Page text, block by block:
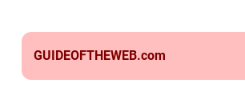
GUIDEOFTHEWEB.com